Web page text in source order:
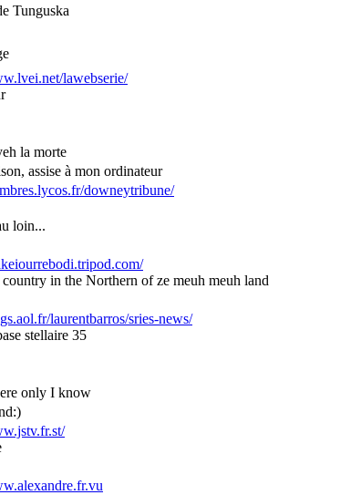
Tunguska
lawebserie/
la morte
assise à mon ordinateur
downeytribune/
loin...
in the Northern of ze meuh meuh land
laurentbarros/sries-news/
stellaire 35
only I know